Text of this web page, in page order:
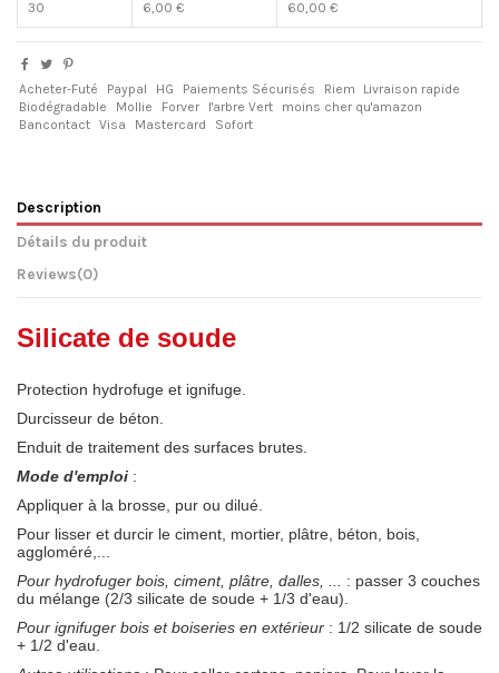
30 6,00 € 60,00 €
Acheter-Futé Paypal HG Paiements Sécurisés Riem
Livraison rapide
Biodégradable
Mollie Forver l'arbre Vert
moins cher qu'amazon
Bancontact Visa Mastercard Sofort
Description
Détails du produit
Reviews(0)
Silicate de soude
Protection hydrofuge et ignifuge.
Durcisseur de béton.
Enduit de traitement des surfaces brutes.
Mode d'emploi :
Appliquer à la brosse, pur ou dilué.
Pour lisser et durcir le ciment, mortier, plâtre, béton, bois,
aggloméré,...
Pour hydrofuger bois, ciment, plâtre, dalles, ...
: passer 3 couches
du mélange (2/3 silicate de soude + 1/3 d'eau).
Pour ignifuger bois et boiseries en extérieur : 1/2 silicate de soude
+ 1/2 d'eau.